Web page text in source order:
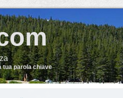
tua parola chiave